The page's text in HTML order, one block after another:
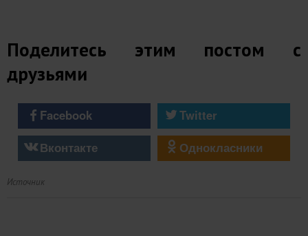
Поделитесь этим постом с
друзьями
Facebook
Twitter
Вконтакте
Однокласники
Источник